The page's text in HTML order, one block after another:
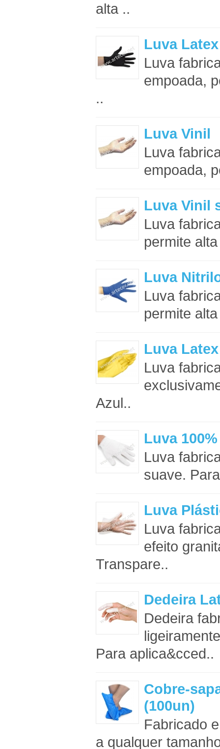
alta ..
Luva
Luva
empoada,
..
Luva Vinil
Luva
empoada,
Luva Vinil
Luva
permite
Luva
Luva
permite
Luva
Luva
Azul..
Luva
Luva
suave.
Luva
Luva
efeito
Transpare..
Dedeira
Dedeira
Para aplica&cced..
Cobre-
(100un)
Fabricado
a qualquer